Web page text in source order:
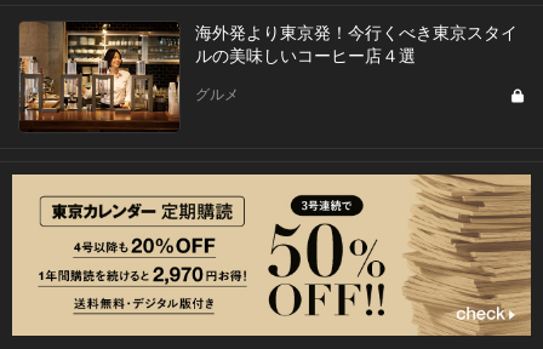
海外発より東京発！今行くべき東京スタイ
ルの美味しいコーヒー店４選
グルメ